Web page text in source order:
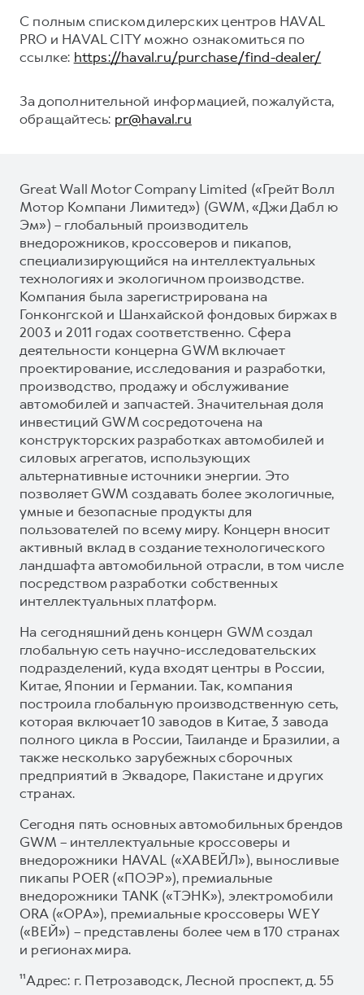
С полным списком дилерских центров HAVAL
PRO и HAVAL CITY можно ознакомиться по
ссылке: https://haval.ru/purchase/find-dealer/
За дополнительной информацией, пожалуйста,
обращайтесь: pr@haval.ru
Great Wall Motor Company Limited («Грейт Волл
Мотор Компани Лимитед») (GWM, «Джи Дабл ю
Эм») – глобальный производитель
внедорожников, кроссоверов и пикапов,
специализирующийся на интеллектуальных
технологиях и экологичном производстве.
Компания была зарегистрирована на
Гонконгской и Шанхайской фондовых биржах в
2003 и 2011 годах соответственно. Сфера
деятельности концерна GWM включает
проектирование, исследования и разработки,
производство, продажу и обслуживание
автомобилей и запчастей. Значительная доля
инвестиций GWM сосредоточена на
конструкторских разработках автомобилей и
силовых агрегатов, использующих
альтернативные источники энергии. Это
позволяет GWM создавать более экологичные,
умные и безопасные продукты для
пользователей по всему миру. Концерн вносит
активный вклад в создание технологического
ландшафта автомобильной отрасли, в том числе
посредством разработки собственных
интеллектуальных платформ.
На сегодняшний день концерн GWM создал
глобальную сеть научно-исследовательских
подразделений, куда входят центры в России,
Китае, Японии и Германии. Так, компания
построила глобальную производственную сеть,
которая включает 10 заводов в Китае, 3 завода
полного цикла в России, Таиланде и Бразилии, а
также несколько зарубежных сборочных
предприятий в Эквадоре, Пакистане и других
странах.
Сегодня пять основных автомобильных брендов
GWM – интеллектуальные кроссоверы и
внедорожники HAVAL («ХАВЕЙЛ»), выносливые
пикапы POER («ПОЭР»), премиальные
внедорожники TANK («ТЭНК»), электромобили
ORA («ОРА»), премиальные кроссоверы WEY
(«ВЕЙ») – представлены более чем в 170 странах
и регионах мира.
¹¹Адрес: г. Петрозаводск, Лесной проспект, д. 55